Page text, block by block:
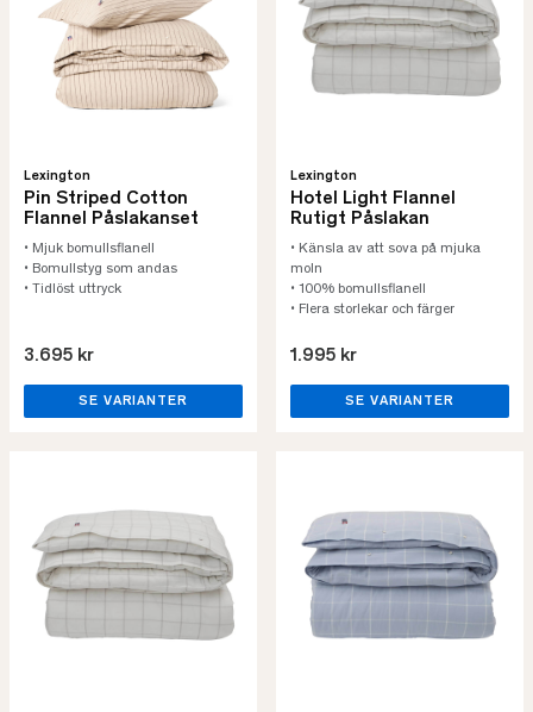
Lexington
Pin Striped Cotton
Flannel Påslakanset
• Mjuk bomullsflanell
• Bomullstyg som andas
• Tidlöst uttryck
3.695 kr
SE VARIANTER
Lexington
Hotel Light Flannel
Rutigt Påslakan
• Känsla av att sova på mjuka
moln
• 100% bomullsflanell
• Flera storlekar och färger
1.995 kr
SE VARIANTER